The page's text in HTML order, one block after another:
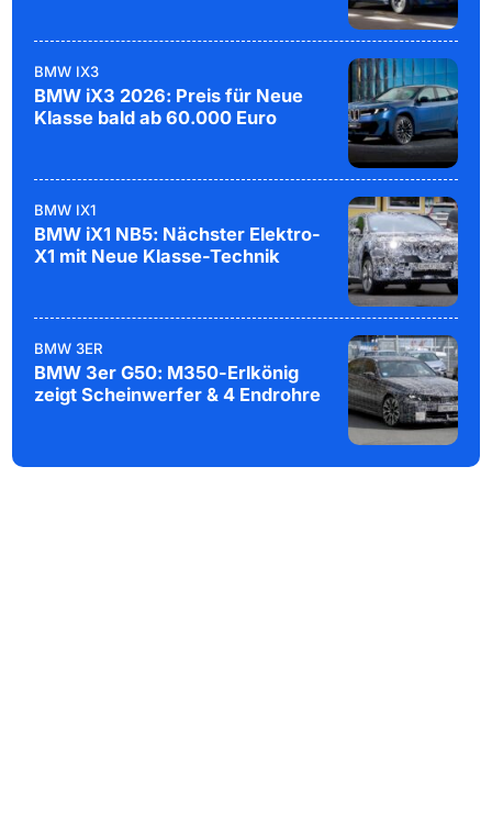
BMW IX3
BMW iX3 2026: Preis für Neue
Klasse bald ab 60.000 Euro
BMW IX1
BMW iX1 NB5: Nächster Elektro-
X1 mit Neue Klasse-Technik
BMW 3ER
BMW 3er G50: M350-Erlkönig
zeigt Scheinwerfer & 4 Endrohre